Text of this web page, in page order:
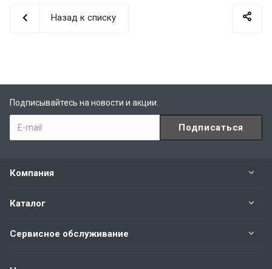
Назад к списку
Подписывайтесь на новости и акции:
Компания
Каталог
Сервисное обслуживание